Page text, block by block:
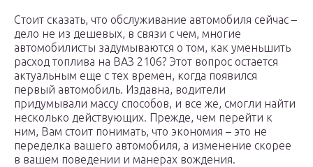
Стоит сказать, что обслуживание автомобиля сейчас –
дело не из дешевых, в связи с чем, многие
автомобилисты задумываются о том, как уменьшить
расход топлива на ВАЗ 2106? Этот вопрос остается
актуальным еще с тех времен, когда появился
первый автомобиль. Издавна, водители
придумывали массу способов, и все же, смогли найти
несколько действующих. Прежде, чем перейти к
ним, Вам стоит понимать, что экономия – это не
переделка вашего автомобиля, а изменение скорее
в вашем поведении и манерах вождения.